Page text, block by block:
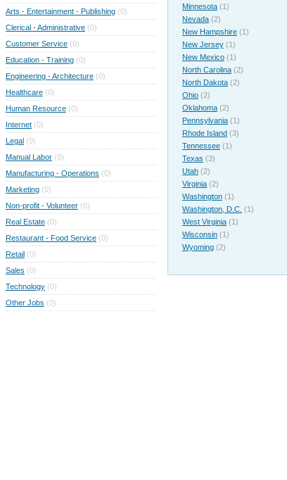
Arts - Entertainment - Publishing (0)
Clerical - Administrative (0)
Customer Service (0)
Education - Training (0)
Engineering - Architecture (0)
Healthcare (0)
Human Resource (0)
Internet (0)
Legal (0)
Manual Labor (0)
Manufacturing - Operations (0)
Marketing (0)
Non-profit - Volunteer (0)
Real Estate (0)
Restaurant - Food Service (0)
Retail (0)
Sales (0)
Technology (0)
Other Jobs (0)
Minnesota (1)
Nevada (2)
New Hampshire (1)
New Jersey (1)
New Mexico (1)
North Carolina (2)
North Dakota (2)
Ohio (2)
Oklahoma (2)
Pennsylvania (1)
Rhode Island (3)
Tennessee (1)
Texas (3)
Utah (2)
Virginia (2)
Washington (1)
Washington, D.C. (1)
West Virginia (1)
Wisconsin (1)
Wyoming (2)